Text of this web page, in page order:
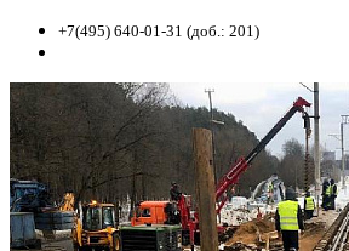
+7(495) 640-01-31 (доб.: 201)